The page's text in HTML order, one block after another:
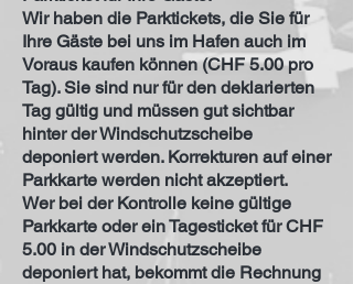
Wir haben die Parktickets, die Sie für
Ihre Gäste bei uns im Hafen auch im
Voraus kaufen können (CHF 5.00 pro
Tag). Sie sind nur für den deklarierten
Tag gültig und müssen gut sichtbar
hinter der Windschutzscheibe
deponiert werden. Korrekturen auf einer
Parkkarte werden nicht akzeptiert.
Wer bei der Kontrolle keine gültige
Parkkarte oder ein Tagesticket für CHF
5.00 in der Windschutzscheibe
deponiert hat, bekommt die Rechnung